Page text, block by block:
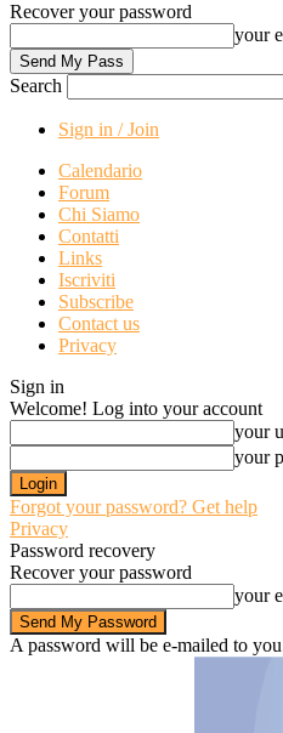
Recover your password
your
Search
Sign in / Join
Calendario
Forum
Chi Siamo
Contatti
Links
Iscriviti
Subscribe
Contact us
Privacy
Sign in
Welcome! Log into your account
your
your
Forgot your password? Get help
Privacy
Password recovery
Recover your password
your
A password will be e-mailed to